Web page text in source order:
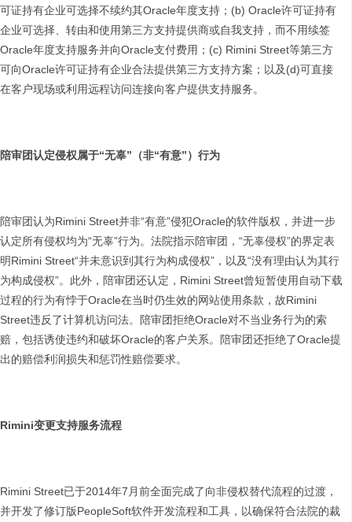
可证持有企业可选择不续约其Oracle年度支持；(b) Oracle许可证持有
企业可选择、转由和使用第三方支持提供商或自我支持，而不用续签
Oracle年度支持服务并向Oracle支付费用；(c) Rimini Street等第三方
可向Oracle许可证持有企业合法提供第三方支持方案；以及(d)可直接
在客户现场或利用远程访问连接向客户提供支持服务。
陪审团认定侵权属于“无辜”（非“有意”）行为
陪审团认为Rimini Street并非“有意”侵犯Oracle的软件版权，并进一步
认定所有侵权均为“无辜”行为。法院指示陪审团，“无辜侵权”的界定表
明Rimini Street“并未意识到其行为构成侵权”，以及“没有理由认为其行
为构成侵权”。此外，陪审团还认定，Rimini Street曾短暂使用自动下载
过程的行为有悖于Oracle在当时仍生效的网站使用条款，故Rimini
Street违反了计算机访问法。陪审团拒绝Oracle对不当业务行为的索
赔，包括诱使违约和破坏Oracle的客户关系。陪审团还拒绝了Oracle提
出的赔偿利润损失和惩罚性赔偿要求。
Rimini变更支持服务流程
Rimini Street已于2014年7月前全面完成了向非侵权替代流程的过渡，
并开发了修订版PeopleSoft软件开发流程和工具，以确保符合法院的裁